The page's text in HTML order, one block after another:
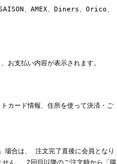
、AMEX、Diners、Orico、
お支払い内容が表示されます。
カード情報、住所を使って決済・ご
場合は、 注文完了直後に会員となり